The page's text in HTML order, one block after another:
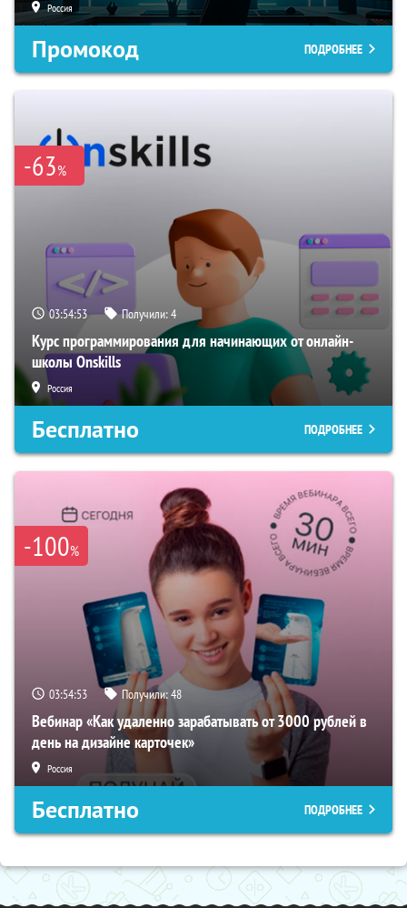
Россия
Промокод ПОДРОБНЕЕ
-63%
03:54:52 Получили:4
Курс программирования для начинающих от онлайн-
школы Onskills
Россия
Бесплатно ПОДРОБНЕЕ
-100%
03:54:52 Получили:48
Вебинар «Как удаленно зарабатывать от 3000 рублей в
день на дизайне карточек»
Россия
Бесплатно ПОДРОБНЕЕ